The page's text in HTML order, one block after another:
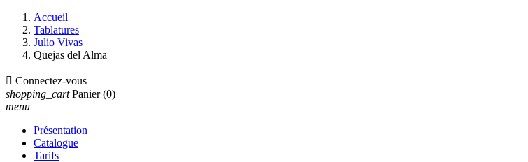
Accueil
Tablatures
Julio Vivas
Quejas del Alma
 Connectez-vous
shopping_cart Panier (0)
menu
Présentation
Catalogue
Tarifs